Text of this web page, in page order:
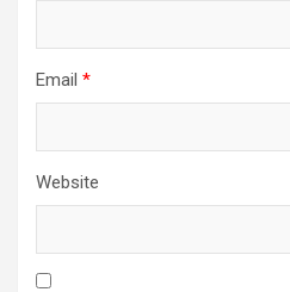
Email *
Website